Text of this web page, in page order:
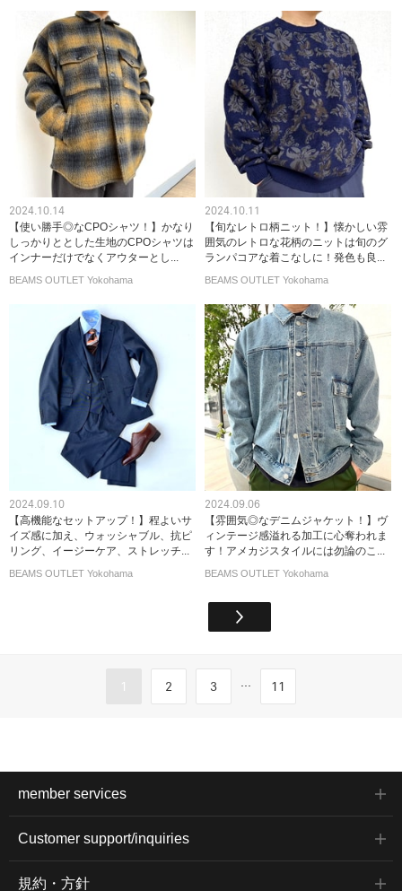
2024.10.14
【使い勝手◎なCPOシャツ！】かなり
しっかりととした生地のCPOシャツは
インナーだけでなくアウターとし...
BEAMS OUTLET Yokohama
2024.10.11
【旬なレトロ柄ニット！】懐かしい雰
囲気のレトロな花柄のニットは旬のグ
ランパコアな着こなしに！発色も良...
BEAMS OUTLET Yokohama
2024.09.10
【高機能なセットアップ！】程よいサ
イズ感に加え、ウォッシャブル、抗ピ
リング、イージーケア、ストレッチ...
BEAMS OUTLET Yokohama
2024.09.06
【雰囲気◎なデニムジャケット！】ヴ
ィンテージ感溢れる加工に心奪われま
す！アメカジスタイルには勿論のこ...
BEAMS OUTLET Yokohama
1 2 3 ... 11
member services
Customer support/inquiries
規約・方針